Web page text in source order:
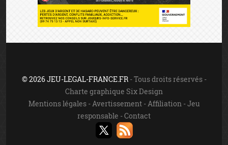
© 2026 JEU-LEGAL-FRANCE.FR- Tous droits réservés -
Charte graphique Six Design
Mentions légales- Avertissement- Affiliation -Jeu
responsable -Contact